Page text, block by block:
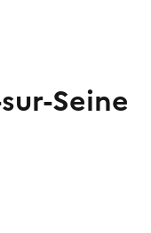
Seine